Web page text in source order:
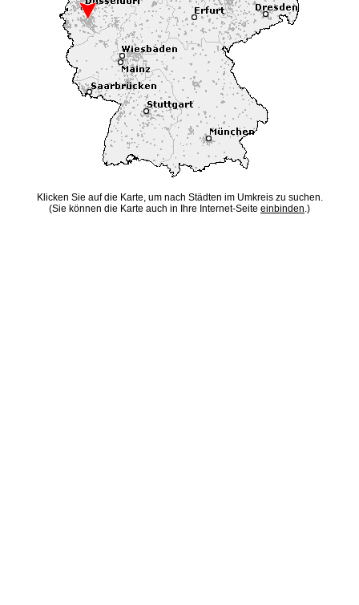
Klicken Sie auf die Karte, um nach Städten im Umkreis zu suchen.
(Sie können die Karte auch in Ihre Internet-Seite einbinden.)